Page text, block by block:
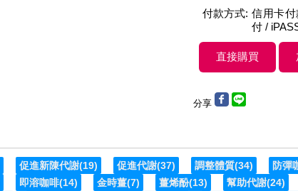
付款方式: 信用卡
付 /
分享
促進新陳代謝(19) 促進代謝(37) 調整體質(34) 防彈
即溶咖啡(14) 金時薑(7) 薑烯酚(13) 幫助代謝(24)